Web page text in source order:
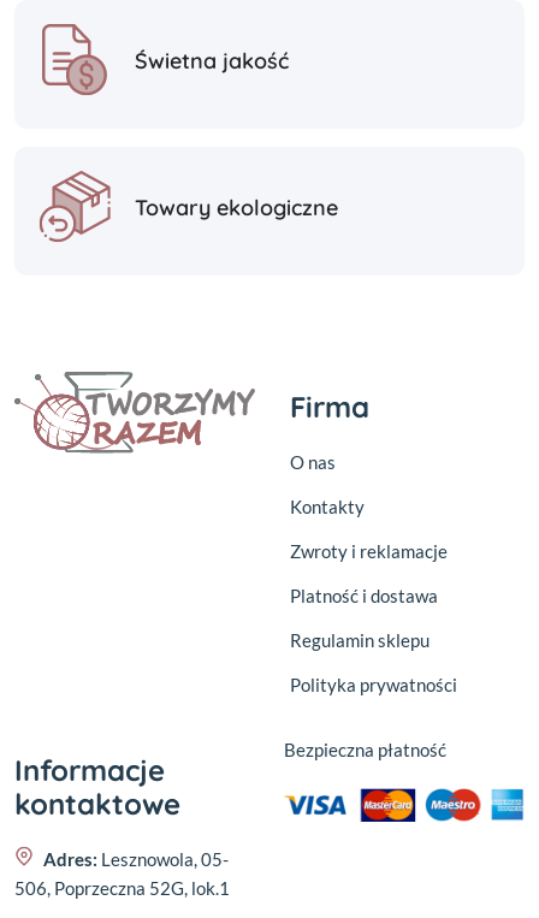
Świetna jakość
Towary ekologiczne
Firma
O nas
Kontakty
Zwroty i reklamacje
Platność i dostawa
Regulamin sklepu
Polityka prywatności
Informacje
kontaktowe
Adres: Lesznowola, 05-
506, Poprzeczna 52G, lok.1
Bezpieczna płatność